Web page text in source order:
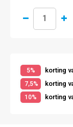
5% korting
7,5% korting
10% korting